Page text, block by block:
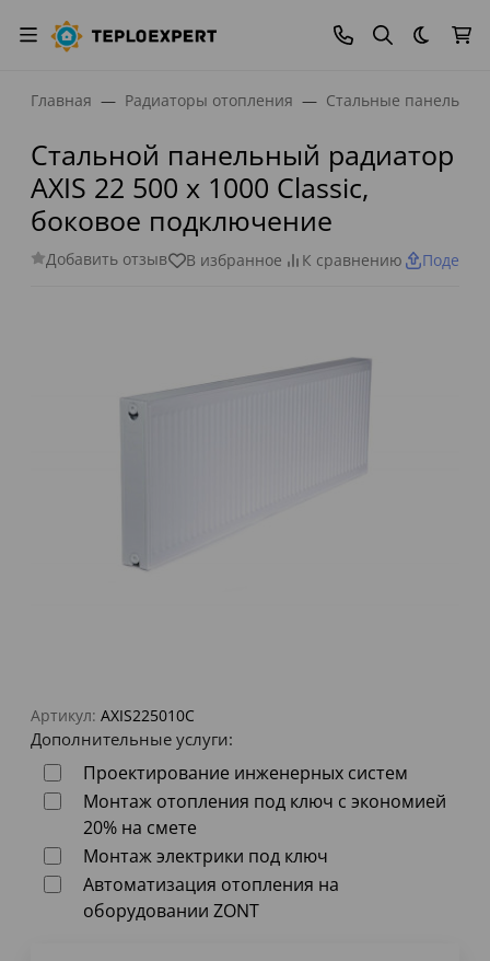
Темная
Главная Радиаторы отопления Стальные
Стальной панельный радиатор
AXIS 22 500 x 1000 Classic,
боковое подключение
Добавить отзыв В избранное К сравнению
Артикул: AXIS225010C
Дополнительные услуги:
Проектирование инженерных систем
Монтаж отопления под ключ с экономией
20% на смете
Монтаж электрики под ключ
Автоматизация отопления на
оборудовании ZONT